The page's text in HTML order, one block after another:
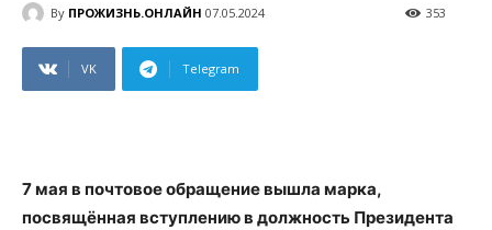
By ПРОЖИЗНЬ.ОНЛАЙН 07.05.2024 353
VK Telegram
7 мая в почтовое обращение вышла марка,
посвящённая вступлению в должность Президента